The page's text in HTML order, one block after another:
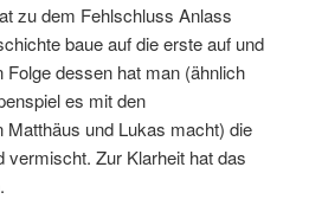
zu dem Fehlschluss Anlass
baue auf die erste auf und
Folge dessen hat man (ähnlich
es mit den
und Lukas macht) die
vermischt. Zur Klarheit hat das